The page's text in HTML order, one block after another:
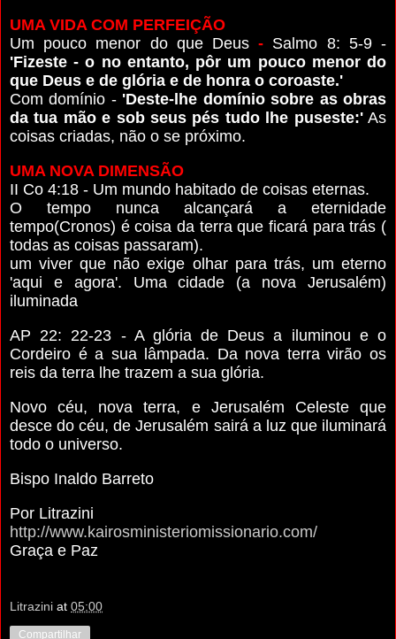
UMA VIDA COM PERFEIÇÃO
Um pouco menor do que Deus - Salmo 8: 5-9 -
'Fizeste - o no entanto, pôr um pouco menor do
que Deus e de glória e de honra o coroaste.'
Com domínio - 'Deste-lhe domínio sobre as obras
da tua mão e sob seus pés tudo lhe puseste:'As
coisas criadas, não o se próximo.
UMA NOVA DIMENSÃO
II Co 4:18 - Um mundo habitado de coisas eternas.
O tempo nunca alcançará a eternidade
tempo(Cronos) é coisa da terra que ficará para trás (
todas as coisas passaram).
um viver que não exige olhar para trás, um eterno
'aqui e agora'. Uma cidade (a nova Jerusalém)
iluminada
AP 22: 22-23 - A glória de Deus a iluminou e o
Cordeiro é a sua lâmpada. Da nova terra virão os
reis da terra lhe trazem a sua glória.
Novo céu, nova terra, e Jerusalém Celeste que
desce do céu, de Jerusalém sairá a luz que iluminará
todo o universo.
Bispo Inaldo Barreto
Por Litrazini
http://www.kairosministeriomissionario.com/
Graça e Paz
Litrazini at 05:00
Compartilhar